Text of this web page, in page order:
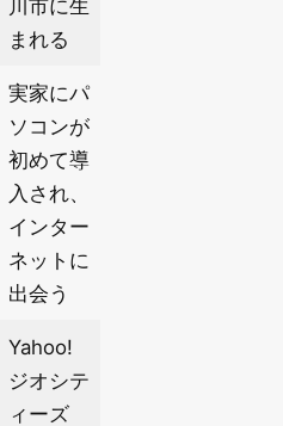
川市に生
まれる
実家にパ
ソコンが
初めて導
入され、
インター
ネットに
出会う
Yahoo!
ジオシテ
ィーズ